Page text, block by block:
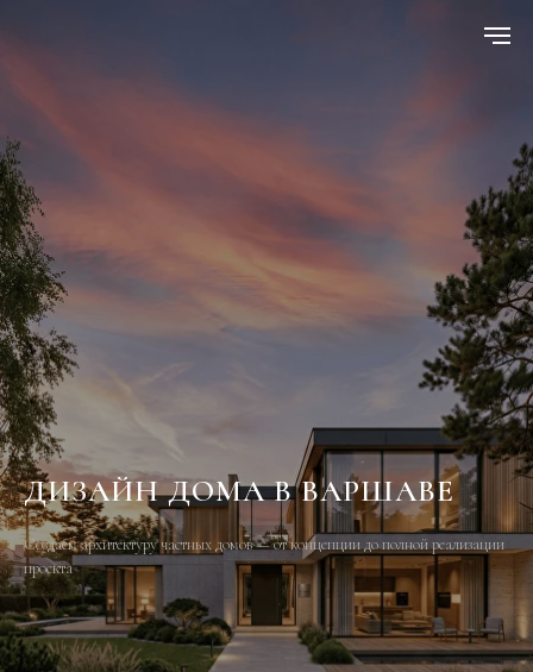
ДИЗАЙН ДОМА В ВАРШАВЕ
Создаем архитектуру частных домов — от концепции до полной реализации
проекта